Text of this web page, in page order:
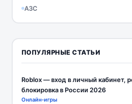
АЗС
ПОПУЛЯРНЫЕ СТАТЬИ
Roblox — вход в личный кабинет,
блокировка в России 2026
Онлайн-игры